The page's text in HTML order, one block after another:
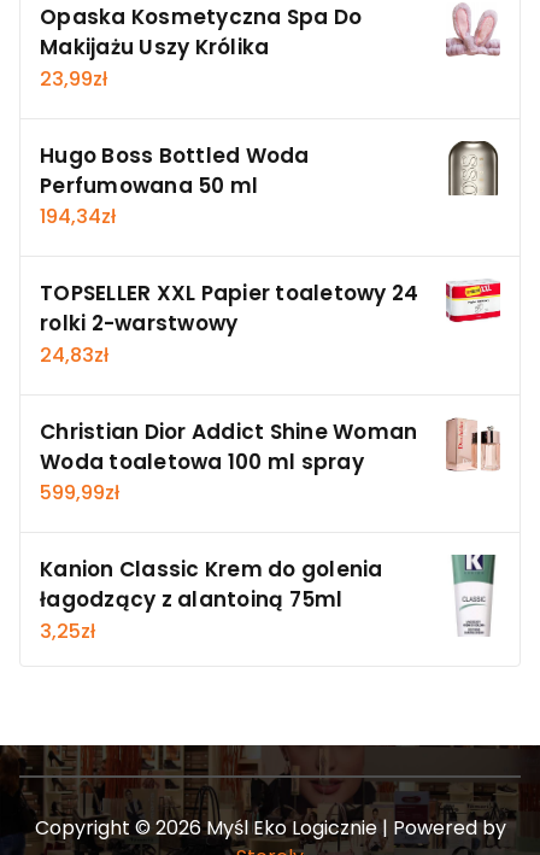
Opaska Kosmetyczna Spa Do
Makijażu Uszy Królika
23,99zł
Hugo Boss Bottled Woda
Perfumowana 50 ml
194,34zł
TOPSELLER XXL Papier toaletowy 24
rolki 2-warstwowy
24,83zł
Christian Dior Addict Shine Woman
Woda toaletowa 100 ml spray
599,99zł
Kanion Classic Krem do golenia
łagodzący z alantoiną 75ml
3,25zł
Copyright © 2026 Myśl Eko Logicznie | Powered by